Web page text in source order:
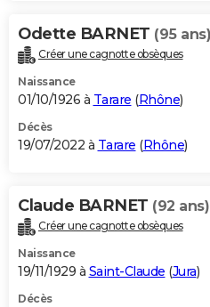
Odette BARNET (95 ans)
Créer une cagnotte obsèques
Naissance
01/10/1926 à Tarare (Rhône)
Décès
19/07/2022 à Tarare (Rhône)
Claude BARNET (92 ans)
Créer une cagnotte obsèques
Naissance
19/11/1929 à Saint-Claude (Jura)
Décès